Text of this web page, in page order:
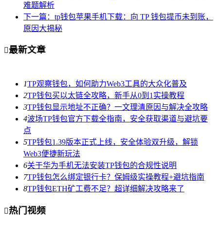
难题解析
下一篇：tp钱包苹果手机下载：向 TP 钱包提币未到账，
原因大揭秘
最新文章
1TP观察钱包，如何助力Web3工具的大众化普及
2TP钱包买以太链全攻略，新手从0到1实操教程
3TP钱包显示地址不正确？一文理清原因与解决全攻略
4波场TP钱包官方下载全指南，安全获取渠道与避坑要
点
5TP钱包1.39版本正式上线，安全体验双升级，解锁
Web3便捷新玩法
6关于华为手机无法安装TP钱包的合规性说明
7TP钱包怎么绑定银行卡？保姆级实操教程+避坑指南
8TP钱包ETH矿工费不足？超详细解决攻略来了
热门视频